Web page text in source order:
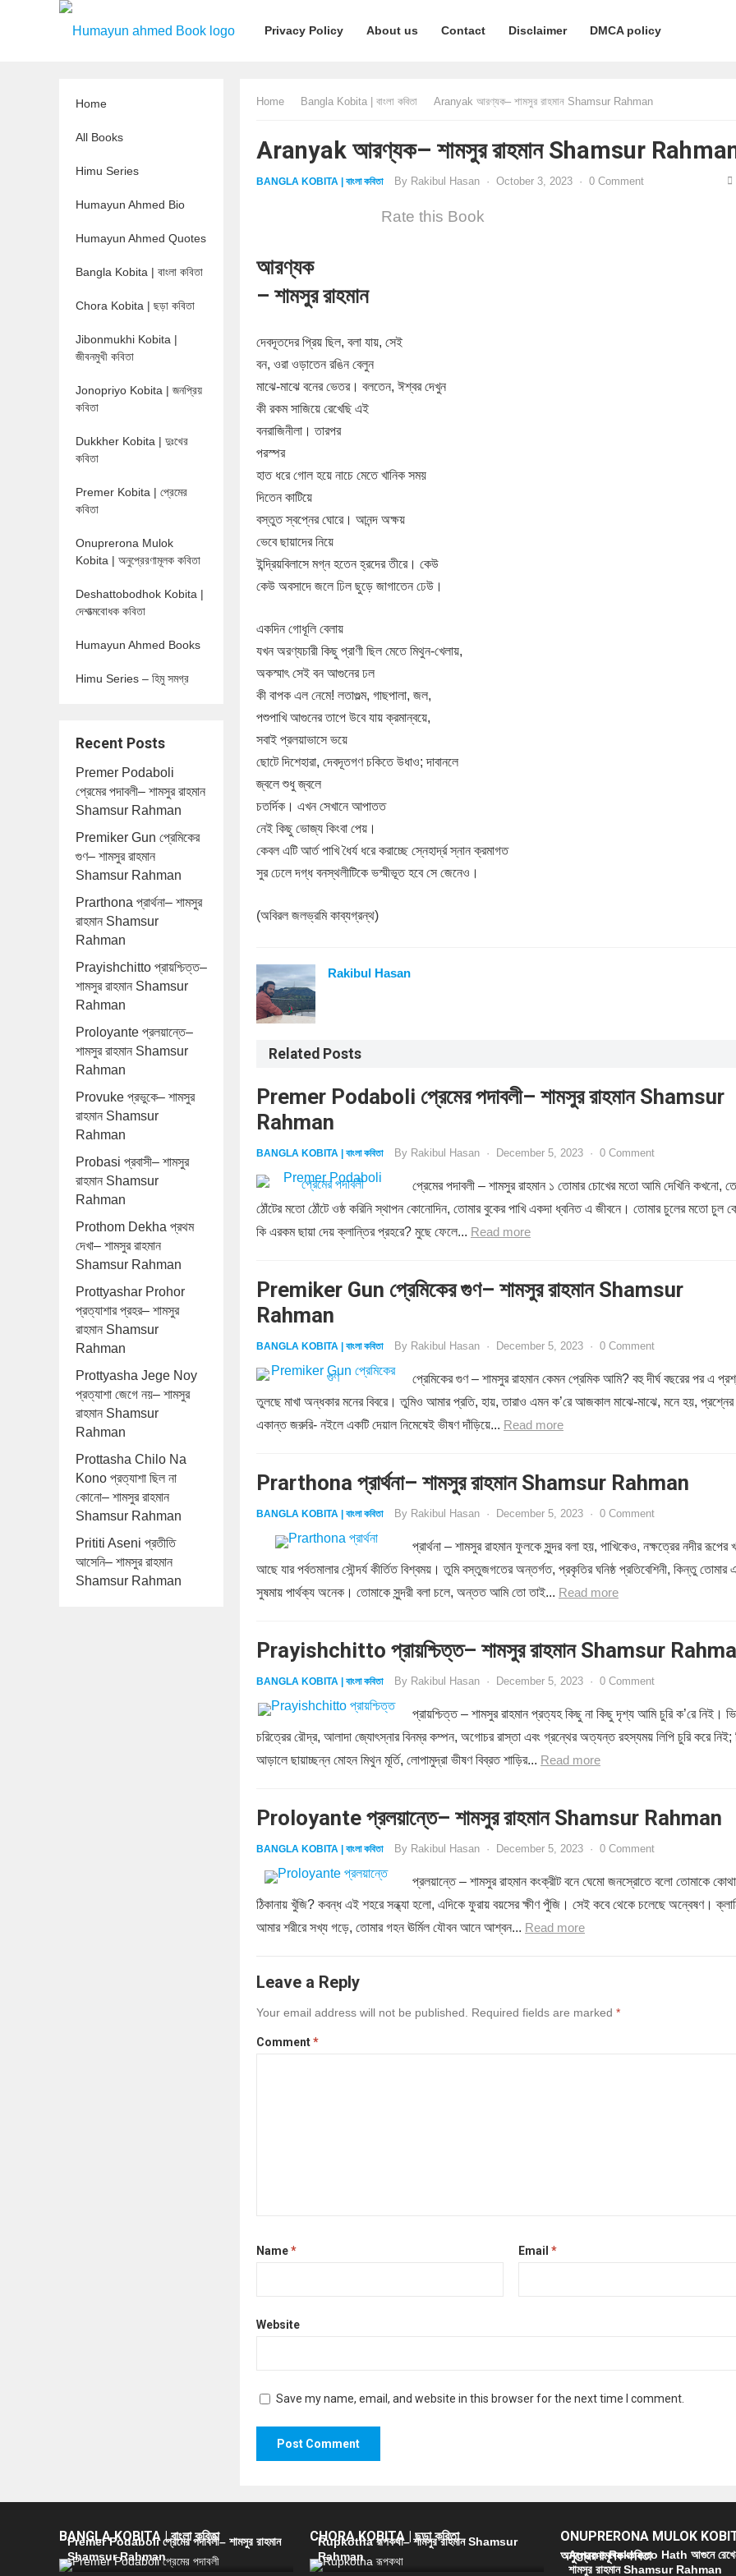
Privacy Policy About us Contact Disclaimer DMCA policy
Home
All Books
Himu Series
Humayun Ahmed Bio
Humayun Ahmed Quotes
Bangla Kobita | বাংলা কবিতা
Chora Kobita | ছড়া কবিতা
Jibonmukhi Kobita |
জীবনমুখী কবিতা
Jonopriyo Kobita | জনপ্রিয়
কবিতা
Dukkher Kobita | দুঃখের
কবিতা
Premer Kobita | প্রেমের
কবিতা
Onuprerona Mulok
Kobita | অনুপ্রেরণামূলক কবিতা
Deshattobodhok Kobita |
দেশাত্মবোধক কবিতা
Humayun Ahmed Books
Himu Series – হিমু সমগ্র
Recent Posts
Premer Podaboli
প্রেমের পদাবলী– শামসুর রাহমান
Shamsur Rahman
Premiker Gun প্রেমিকের
গুণ– শামসুর রাহমান
Shamsur Rahman
Prarthona প্রার্থনা– শামসুর
রাহমান Shamsur
Rahman
Prayishchitto প্রায়শ্চিত্ত–
শামসুর রাহমান Shamsur
Rahman
Proloyante প্রলয়ান্তে–
শামসুর রাহমান Shamsur
Rahman
Provuke প্রভুকে– শামসুর
রাহমান Shamsur
Rahman
Probasi প্রবাসী– শামসুর
রাহমান Shamsur
Rahman
Prothom Dekha প্রথম
দেখা– শামসুর রাহমান
Shamsur Rahman
Prottyashar Prohor
প্রত্যাশার প্রহর– শামসুর
রাহমান Shamsur
Rahman
Prottyasha Jege Noy
প্রত্যাশা জেগে নয়– শামসুর
রাহমান Shamsur
Rahman
Prottasha Chilo Na
Kono প্রত্যাশা ছিল না
কোনো– শামসুর রাহমান
Shamsur Rahman
Prititi Aseni প্রতীতি
আসেনি– শামসুর রাহমান
Shamsur Rahman
Home Bangla Kobita | বাংলা কবিতা Aranyak আরণ্যক– শামসুর রাহমান Shamsur Rahman
Aranyak আরণ্যক– শামসুর রাহমান Shamsur
BANGLA KOBITA | বাংলা কবিতা By Rakibul Hasan · October 3, 2023 · 0 Comment
Rate this Book
আরণ্যক
– শামসুর রাহমান
দেবদূতদের প্রিয় ছিল, বলা যায়, সেই
বন, ওরা ওড়াতেন রঙিন বেলুন
মাঝে-মাঝে বনের ভেতর। বলতেন, ঈশ্বর দেখুন
কী রকম সাজিয়ে রেখেছি এই
বনরাজিনীলা। তারপর
পরস্পর
হাত ধরে গোল হয়ে নাচে মেতে খানিক সময়
দিতেন কাটিয়ে
বস্তুত স্বপ্নের ঘোরে। আনন্দ অক্ষয়
ভেবে ছায়াদের নিয়ে
ইন্দ্রিয়বিলাসে মগ্ন হতেন হ্রদের তীরে। কেউ
কেউ অবসাদে জলে ঢিল ছুড়ে জাগাতেন ঢেউ।
একদিন গোধূলি বেলায়
যখন অরণ্যচারী কিছু প্রাণী ছিল মেতে মিথুন-খেলায়,
অকস্মাৎ সেই বন আগুনের ঢল
কী বাপক এল নেমে! লতাগুল্ম, গাছপালা, জল,
পশুপাখি আগুনের তাপে উবে যায় ক্রমান্বয়ে,
সবাই প্রলয়াভাসে ভয়ে
ছোটে দিশেহারা, দেবদূতগণ চকিতে উধাও; দাবানলে
জ্বলে শুধু জ্বলে
চতর্দিক। এখন সেখানে আপাতত
নেই কিছু ভোজ্য কিংবা পেয়।
কেবল এটি আর্ত পাখি ধৈর্য ধরে করাচ্ছে স্নেহার্দ্র স্নান ক্রমাগত
সুর ঢেলে দগ্ধ বনস্থলীটিকে ভস্মীভূত হবে সে জেনেও।
(অবিরল জলভ্রমি কাব্যগ্রন্থ)
Rakibul Hasan
Related Posts
Premer Podaboli প্রেমের পদাবলী– শামসুর রাহমান Shamsur
Rahman
BANGLA KOBITA | বাংলা কবিতা By Rakibul Hasan · December 5, 2023 · 0 Comment
প্রেমের পদাবলী – শামসুর রাহমান ১ তোমার চোখের মতো আমি দেখিনি কখনো,
ঠোঁটের মতো ঠোঁটে ওষ্ঠ করিনি স্থাপন কোনোদিন, তোমার বুকের পাখি একদা ধ্বনিত এ জীবনে। তোমার চুলের মতো চুল
কি এরকম ছায়া দেয় ক্লান্তির প্রহরে? মুছে ফেলে... Read more
Premiker Gun প্রেমিকের গুণ– শামসুর রাহমান Shamsur
Rahman
BANGLA KOBITA | বাংলা কবিতা By Rakibul Hasan · December 5, 2023 · 0 Comment
প্রেমিকের গুণ – শামসুর রাহমান কেমন প্রেমিক আমি? বহু দীর্ঘ বছরের পর এ
তুলছে মাখা অন্ধকার মনের বিবরে। তুমিও আমার প্রতি, হায়, তারাও এমন ক’রে আজকাল মাঝে-মাঝে, মনে হয়,
একান্ত জরুরি- নইলে একটি দেয়াল নিমেষেই ভীষণ দাঁড়িয়ে... Read more
Prarthona প্রার্থনা– শামসুর রাহমান Shamsur Rahman
BANGLA KOBITA | বাংলা কবিতা By Rakibul Hasan · December 5, 2023 · 0 Comment
প্রার্থনা – শামসুর রাহমান ফুলকে সুন্দর বলা হয়, পাখিকেও, নক্ষত্রের নদীর রূপের
আছে যার পর্বতমালার সৌন্দর্য কীর্তিত বিশ্বময়। তুমি বস্তুজগতের অন্তর্গত, প্রকৃতির ঘনিষ্ঠ প্রতিবেশিনী, কিন্তু তোমার
সুষমায় পার্থক্য অনেক। তোমাকে সুন্দরী বলা চলে, অন্তত আমি তো তাই... Read more
Prayishchitto প্রায়শ্চিত্ত– শামসুর রাহমান Shamsur
BANGLA KOBITA | বাংলা কবিতা By Rakibul Hasan · December 5, 2023 · 0 Comment
প্রায়শ্চিত্ত – শামসুর রাহমান প্রত্যহ কিছু না কিছু দৃশ্য আমি চুরি ক’রে নিই।
চরিত্রের রৌদ্র, আলাদা জ্যোৎস্নার বিনম্র কম্পন, অগোচর রাস্তা এবং গ্রন্থের অত্যন্ত রহস্যময় লিপি চুরি করে নিই;
আড়ালে ছায়াচ্ছন্ন মোহন মিথুন মূর্তি, লোপামুদ্রা ভীষণ বিব্রত শাড়ির... Read more
Proloyante প্রলয়ান্তে– শামসুর রাহমান Shamsur Rahman
BANGLA KOBITA | বাংলা কবিতা By Rakibul Hasan · December 5, 2023 · 0 Comment
প্রলয়ান্তে – শামসুর রাহমান কংক্রীট বনে ঘেমো জনস্রোতে বলো তোমাকে
ঠিকানায় খুঁজি? কবন্ধ এই শহরে সন্ধ্যা হলো, এদিকে ফুরায় বয়সের ক্ষীণ পুঁজি। সেই কবে থেকে চলেছে অন্বেষণ।
আমার শরীরে সখ্য গড়ে, তোমার গহন ঊর্মিল যৌবন আনে আশ্বন... Read more
Leave a Reply
Your email address will not be published. Required fields are marked *
Comment*
Name* Email*
Website
Save my name, email, and website in this browser for the next time I comment.
BANGLA KOBITA | বাংলা কবিতা
Premer Podaboli প্রেমের পদাবলী– শামসুর রাহমান
Shamsur Rahman
CHORA KOBITA | ছড়া কবিতা
Rupkotha রূপকথা– শামসুর রাহমান Shamsur
Rahman
ONUPRERONA MULOK
অনুপ্রেরণামূলক কবিতা
Agune Rekheco Hath আগুনে
শামসুর রাহমান Shamsur Rahman